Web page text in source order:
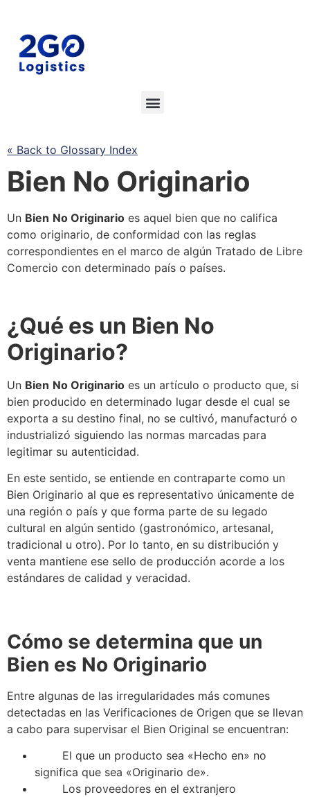
« Back to Glossary Index
Bien No Originario
Un Bien No Originario es aquel bien que no califica
como originario, de conformidad con las reglas
correspondientes en el marco de algún Tratado de Libre
Comercio con determinado país o países.
¿Qué es un Bien No
Originario?
Un Bien No Originario es un artículo o producto que, si
bien producido en determinado lugar desde el cual se
exporta a su destino final, no se cultivó, manufacturó o
industrializó siguiendo las normas marcadas para
legitimar su autenticidad.
En este sentido, se entiende en contraparte como un
Bien Originario al que es representativo únicamente de
una región o país y que forma parte de su legado
cultural en algún sentido (gastronómico, artesanal,
tradicional u otro). Por lo tanto, en su distribución y
venta mantiene ese sello de producción acorde a los
estándares de calidad y veracidad.
Cómo se determina que un
Bien es No Originario
Entre algunas de las irregularidades más comunes
detectadas en las Verificaciones de Origen que se llevan
a cabo para supervisar el Bien Original se encuentran:
El que un producto sea «Hecho en» no
significa que sea «Originario de».
Los proveedores en el extranjero